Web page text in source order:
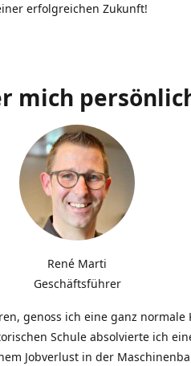
erfolgreichen Zukunft!
mich
René Marti
Geschäftsführer
genoss ich eine ganz normale
Schule absolvierte ich
Jobverlust in der